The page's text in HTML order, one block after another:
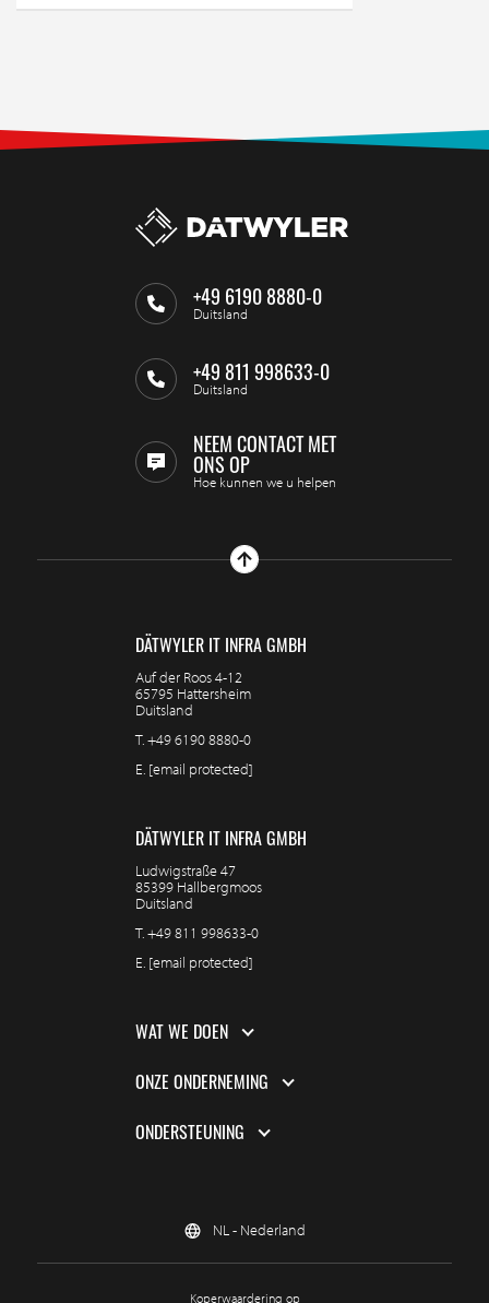
+49 6190 8880-0
Duitsland
+49 811 998633-0
Duitsland
NEEM CONTACT MET
ONS OP
Hoe kunnen we u helpen
DÄTWYLER IT INFRA GMBH
Auf der Roos 4-12
65795 Hattersheim
Duitsland
T.+49 6190 8880-0
E. [email protected]
DÄTWYLER IT INFRA GMBH
Ludwigstraße 47
85399 Hallbergmoos
Duitsland
T.+49 811 998633-0
E. [email protected]
WAT WE DOEN
ONZE ONDERNEMING
ONDERSTEUNING
NL - Nederland
Koperwaardering op